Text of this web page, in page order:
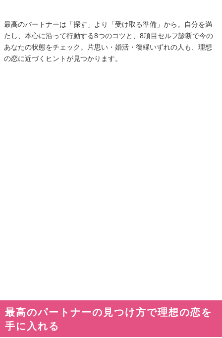
最高のパートナーは「探す」より「受け取る準備」から。自分を満
たし、本心に沿って行動する8つのコツと、8項目セルフ診断で今の
あなたの状態をチェック。片思い・婚活・復縁いずれの人も、理想
の恋に近づくヒントが見つかります。
最高のパートナーの見つけ方で理想の恋を
手に入れる